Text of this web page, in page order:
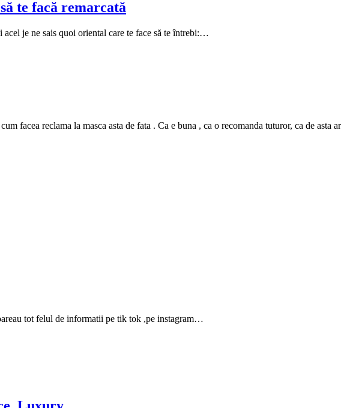
te facă remarcată
je ne sais quoi oriental care te face să te întrebi:…
facea reclama la masca asta de fata . Ca e buna , ca o recomanda tuturor, ca de asta
tot felul de informatii pe tik tok ,pe instagram…